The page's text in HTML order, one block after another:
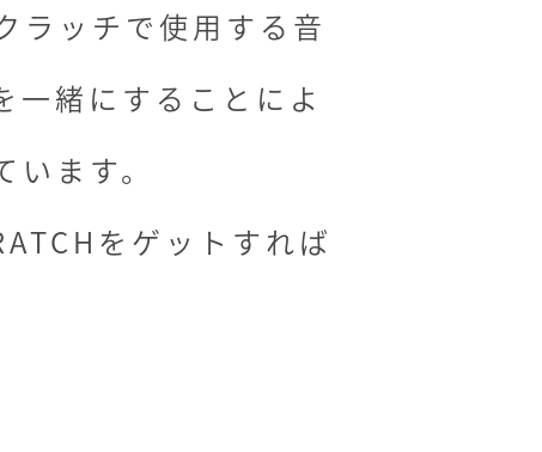
ラッチで使用する音
緒にすることによ
ます。
をゲットすれば